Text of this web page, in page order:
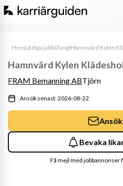
HemLediga jobbÖvrigt
Hamnvärd Kylen
FRAM Bemanning ABTjörn
Ansök senast: 2026-08-22
Bevaka
Få mejl med jobbannonser